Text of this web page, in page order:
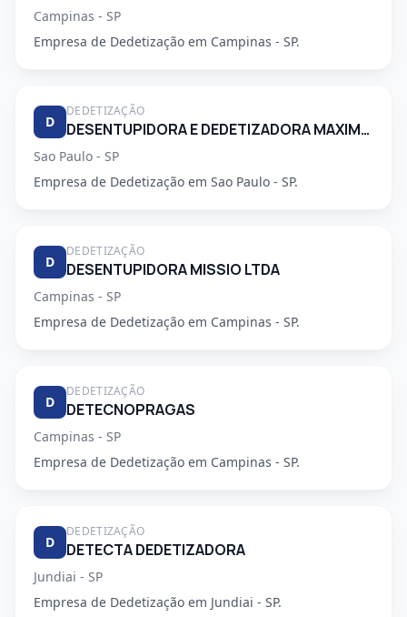
Campinas - SP
Empresa de Dedetização em Campinas - SP.
D
DEDETIZAÇÃO
DESENTUPIDORA E DEDETIZADORA MAXIMO EMPENHO LTDA
Sao Paulo - SP
Empresa de Dedetização em Sao Paulo - SP.
D
DEDETIZAÇÃO
DESENTUPIDORA MISSIO LTDA
Campinas - SP
Empresa de Dedetização em Campinas - SP.
D
DEDETIZAÇÃO
DETECNOPRAGAS
Campinas - SP
Empresa de Dedetização em Campinas - SP.
D
DEDETIZAÇÃO
DETECTA DEDETIZADORA
Jundiai - SP
Empresa de Dedetização em Jundiai - SP.